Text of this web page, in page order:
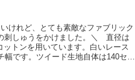
けれど、とても素敵なファブリック
刺しゅうをかけました。＼ 直径は
トンを用いています。白いレース
です。ツイード生地自体は140セン